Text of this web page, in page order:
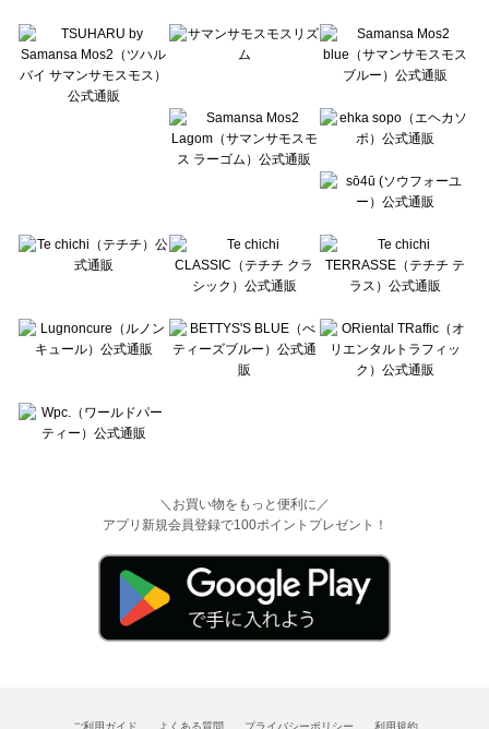
Lugnoncure（ルノンキュール）のボトムス一覧
BETTY'S BLUE（べティーズブルー）のボトムス一覧
Wpc.（ワールドパーティー）のボトムス一覧
＼お買い物をもっと便利に／
アプリ新規会員登録で100ポイントプレゼント！
ご利用ガイド よくある質問 プライバシーポリシー 利用規約